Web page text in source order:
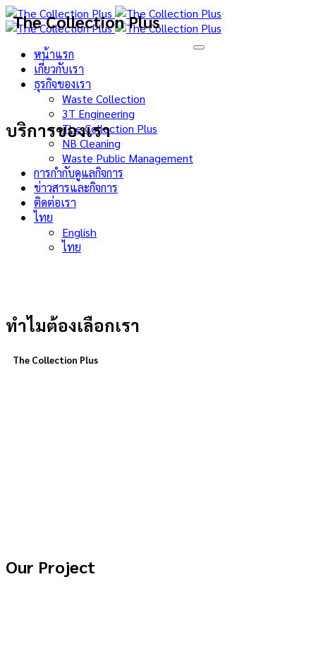
หน้าแรก
เกี่ยวกับเรา
ธุรกิจของเรา
Waste Collection
3T Engineering
The Collection Plus
NB Cleaning
Waste Public Management
การกำกับดูแลกิจการ
ข่าวสารและกิจการ
ติดต่อเรา
ไทย
English
ไทย
The Collection Plus
บริการของเรา
ทำไมต้องเลือกเรา
The Collection Plus
Our Project